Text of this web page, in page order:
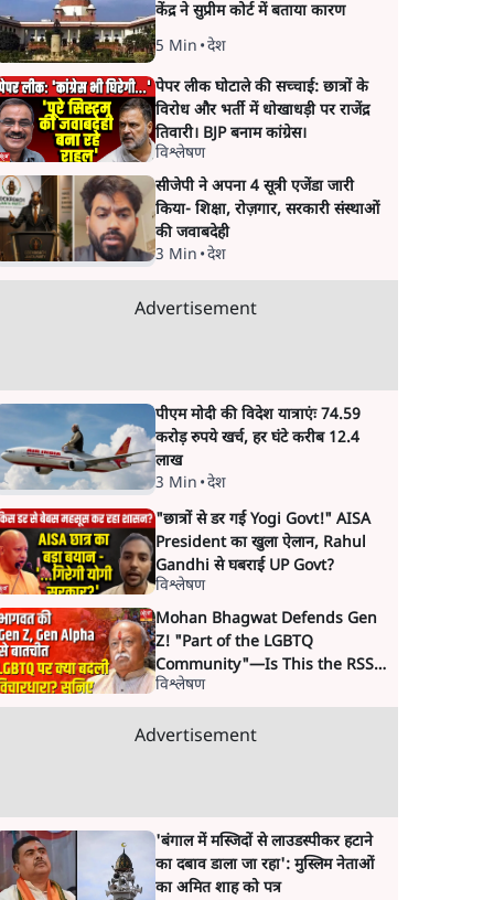
केंद्र ने सुप्रीम कोर्ट में बताया कारण
5 Min •देश
पेपर लीक घोटाले की सच्चाई: छात्रों के
विरोध और भर्ती में धोखाधड़ी पर राजेंद्र
तिवारी। BJP बनाम कांग्रेस।
विश्लेषण
सीजेपी ने अपना 4 सूत्री एजेंडा जारी
किया- शिक्षा, रोज़गार, सरकारी संस्थाओं
की जवाबदेही
3 Min •देश
Advertisement
पीएम मोदी की विदेश यात्राएंः 74.59
करोड़ रुपये खर्च, हर घंटे करीब 12.4
लाख
3 Min •देश
"छात्रों से डर गई Yogi Govt!" AISA
President का खुला ऐलान, Rahul
Gandhi से घबराई UP Govt?
विश्लेषण
Mohan Bhagwat Defends Gen
Z! "Part of the LGBTQ
Community"—Is This the RSS's
New Move?
विश्लेषण
Advertisement
'बंगाल में मस्जिदों से लाउडस्पीकर हटाने
का दबाव डाला जा रहा': मुस्लिम नेताओं
का अमित शाह को पत्र